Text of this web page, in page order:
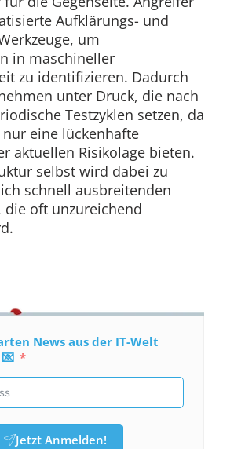
Aufklärungs- und
um
in maschineller
zu identifizieren. Dadurch
unter Druck, die nach
Testzyklen setzen, da
eine lückenhafte
aktuellen Risikolage bieten.
selbst wird dabei zu
schnell ausbreitenden
die oft unzureichend
News aus der IT-Welt
Jetzt Anmelden!